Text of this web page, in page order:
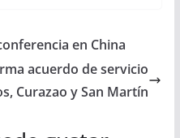
en China
acuerdo de servicio
Curazao y San Martín